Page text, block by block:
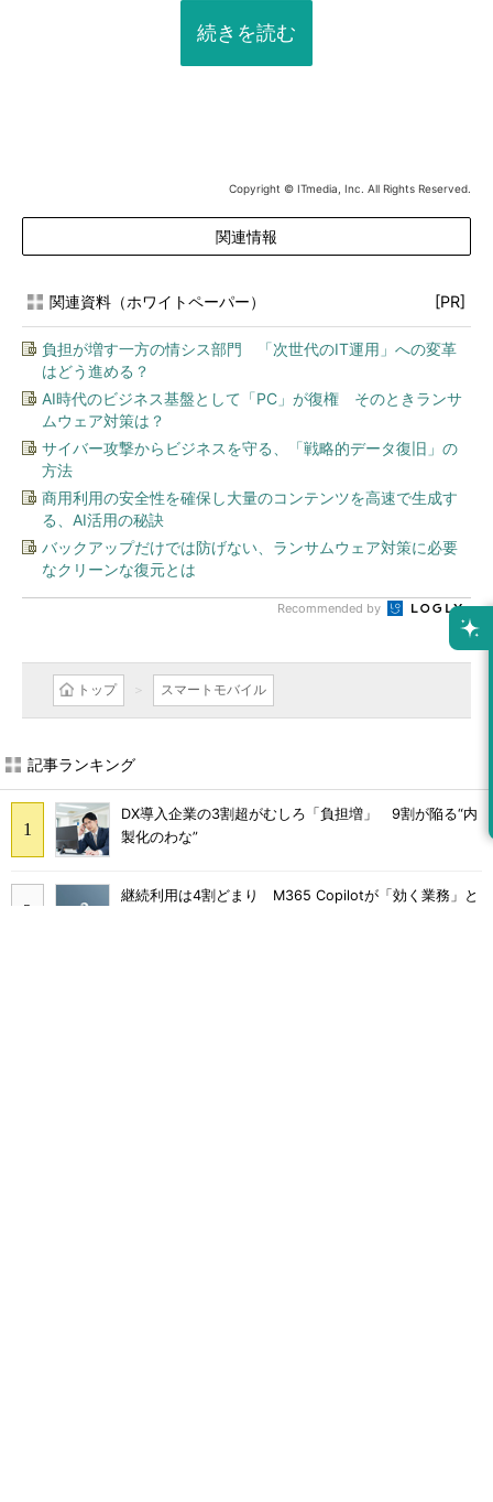
続きを読む
Copyright © ITmedia, Inc. All Rights Reserved.
関連情報
関連資料（ホワイトペーパー） [PR]
負担が増す一方の情シス部門 「次世代のIT運用」への変革
はどう進める？
AI時代のビジネス基盤として「PC」が復権 そのときランサ
ムウェア対策は？
サイバー攻撃からビジネスを守る、「戦略的データ復旧」の
方法
商用利用の安全性を確保し大量のコンテンツを高速で生成す
る、AI活用の秘訣
バックアップだけでは防げない、ランサムウェア対策に必要
なクリーンな復元とは
Recommended by
トップ スマートモバイル
記事ランキング
DX導入企業の3割超がむしろ「負担増」 9割が陥る“内
製化のわな”
継続利用は4割どまり M365 Copilotが「効く業務」と